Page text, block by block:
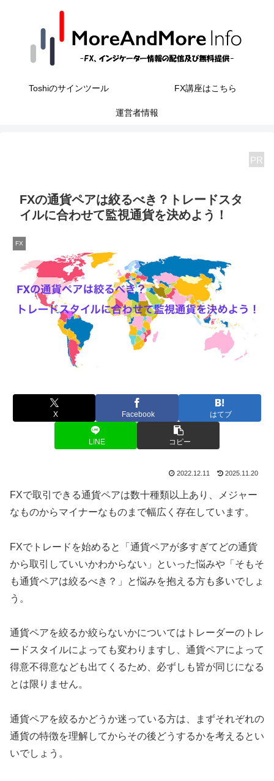
Toshiのサインツール FX講座はこちら
運営者情報
PR
FXの通貨ペアは絞るべき？トレードスタ
イルに合わせて監視通貨を決めよう！
FX
X Facebook はてブ
LINE コピー
2022.12.11 2025.11.20
FXで取引できる通貨ペアは数十種類以上あり、メジャー
なものからマイナーなものまで幅広く存在しています。
FXでトレードを始めると「通貨ペアが多すぎてどの通貨
から取引していいかわからない」といった悩みや「そもそ
も通貨ペアは絞るべき？」と悩みを抱える方も多いでしょ
う。
通貨ペアを絞るか絞らないかについてはトレーダーのトレ
ードスタイルによっても変わりますし、通貨ペアによって
得意不得意なども出てくるため、必ずしも皆が同じになる
とは限りません。
通貨ペアを絞るかどうか迷っている方は、まずそれぞれの
通貨の特徴を理解してからその後どうするかを考えるとい
いでしょう。